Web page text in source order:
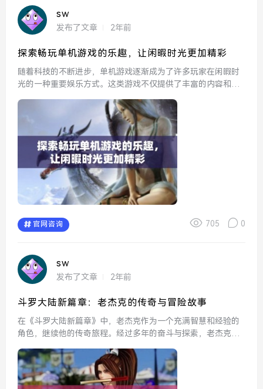
sw
发布了文章 2年前
探索畅玩单机游戏的乐趣，让闲暇时光更加精彩
随着科技的不断进步，单机游戏逐渐成为了许多玩家在闲暇时
光的一种重要娱乐方式。这类游戏不仅提供了丰富的内容和精
乐趣。不同于联网游戏需要与他人互动，单机游戏的自由度让
官网咨询 705 0
sw
发布了文章 2年前
斗罗大陆新篇章：老杰克的传奇与冒险故事
在《斗罗大陆新篇章》中，老杰克作为一个充满智慧和经验的
角色，继续他的传奇旅程。经过多年的奋斗与探索，老杰克不
为了一代宗师。在这一篇章中，老杰克将面临前所未有的挑战
与诱惑，...